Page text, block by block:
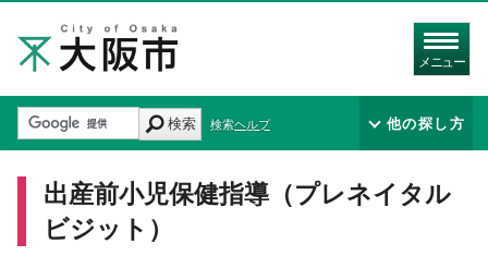
メニュー
検索 検索ヘルプ 他の探し方
出産前小児保健指導（プレネイタル
ビジット）